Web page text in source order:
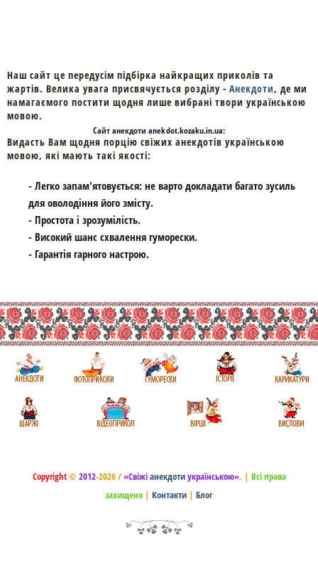
Наш сайт це передусім підбірка найкращих приколів та
жартів. Велика увага присвячується розділу - Анекдоти, де ми
намагаємого постити щодня лише вибрані твори українською
мовою.
Cайтанекдоти anekdot.kozaku.in.ua:
Видасть Вам щодня порцію свіжих анекдотів українською
мовою, які мають такі якості:
- Легко запам'ятовується: не варто докладати багато зусиль
для оволодіння його змісту.
- Простота і зрозумілість.
- Високий шанс схвалення гуморески.
- Гарантія гарного настрою.
Copyright© 2012-2026 /«Свіжіанекдотиукраїнською». | Всі права
захищено | Контакти | Блог